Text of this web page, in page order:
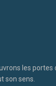
les
son sens.